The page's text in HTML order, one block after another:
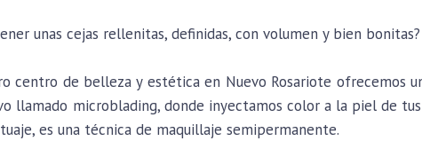
unas cejas rellenitas, definidas, con volumen y bien bonitas?
centro de belleza y estética en Nuevo Rosariote ofrecemos
llamado microblading, donde inyectamos color a la piel de
es una técnica de maquillaje semipermanente.